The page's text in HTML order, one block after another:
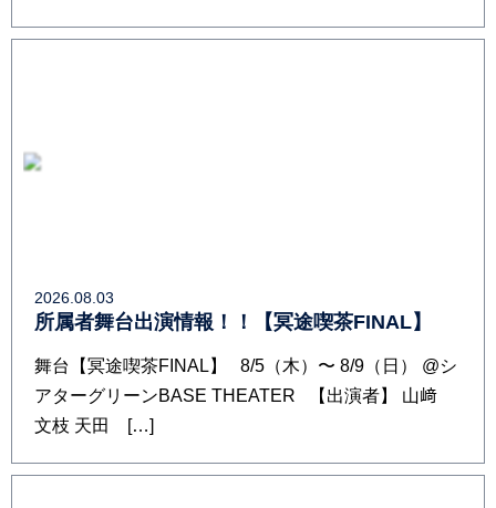
2026.08.03
所属者舞台出演情報！！【冥途喫茶FINAL】
舞台【冥途喫茶FINAL】 8/5（木）〜 8/9（日） @シ
アターグリーンBASE THEATER 【出演者】 山﨑
文枝 天田 […]